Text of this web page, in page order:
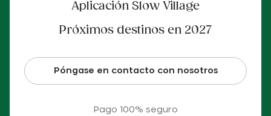
Aplicación Slow Village
Próximos destinos en 2027
Póngase en contacto con nosotros
Pago 100% seguro